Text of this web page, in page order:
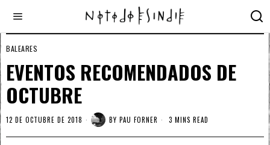
BALEARES
EVENTOS RECOMENDADOS DE
OCTUBRE
12 DE OCTUBRE DE 2018 BY PAU FORNER 3 MINS READ